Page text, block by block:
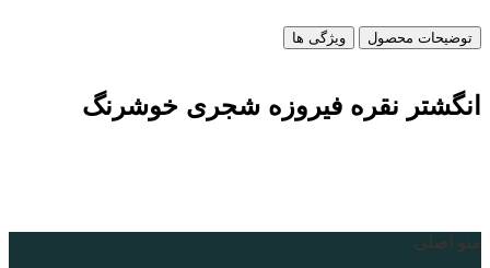
توضیحات محصول ویژگی ها
انگشتر نقره فیروزه شجری خوشرنگ
منو اصلی